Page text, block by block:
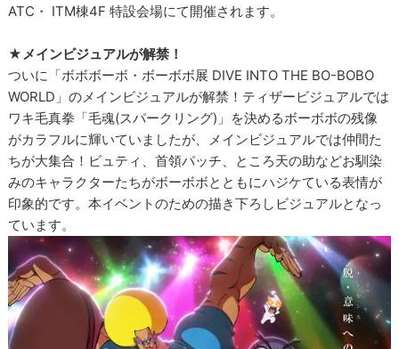
ATC・ ITM棟4F 特設会場にて開催されます。
★メインビジュアルが解禁！
ついに「ボボボーボ・ボーボボ展 DIVE INTO THE BO-BOBO
WORLD」のメインビジュアルが解禁！ティザービジュアルでは
ワキ毛真拳「毛魂(スパークリング)」を決めるボーボボの残像
がカラフルに輝いていましたが、メインビジュアルでは仲間た
ちが大集合！ビュティ、首領パッチ、ところ天の助などお馴染
みのキャラクターたちがボーボボとともにハジケている表情が
印象的です。本イベントのための描き下ろしビジュアルとなっ
ています。